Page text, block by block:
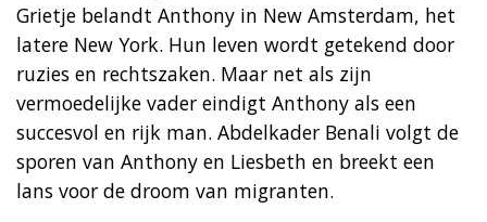
Grietje belandt Anthony in New Amsterdam, het
latere New York. Hun leven wordt getekend door
ruzies en rechtszaken. Maar net als zijn
vermoedelijke vader eindigt Anthony als een
succesvol en rijk man. Abdelkader Benali volgt de
sporen van Anthony en Liesbeth en breekt een
lans voor de droom van migranten.